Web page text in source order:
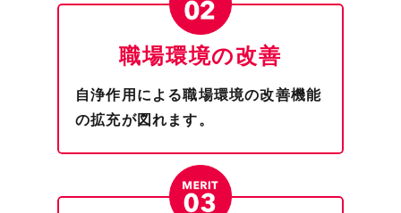
対応範囲
現在雇用関係にある
正社員 契約社員
派遣社員
職場環境の改善
自浄作用による職場環境の改善機能
の拡充が図れます。